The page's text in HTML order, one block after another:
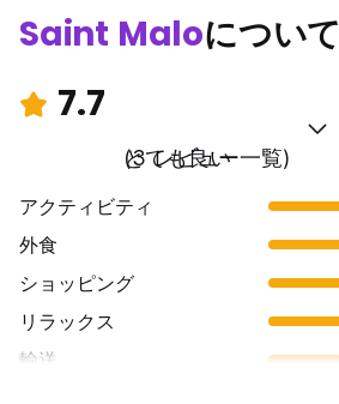
Saint Maloについて
7.7
とても良い
(3 レビュー一覧)
アクティビティ
外食
ショッピング
リラックス
輸送